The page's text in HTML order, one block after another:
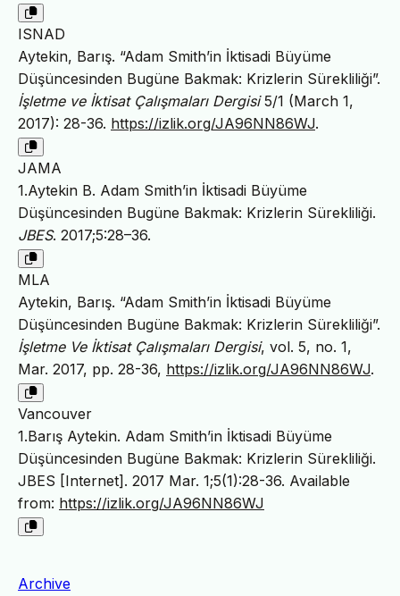
ISNAD
Aytekin, Barış. “Adam Smith’in İktisadi Büyüme
Düşüncesinden Bugüne Bakmak: Krizlerin Sürekliliği”.
İşletme ve İktisat Çalışmaları Dergisi5/1 (March 1,
2017): 28-36. https://izlik.org/JA96NN86WJ.
JAMA
1.Aytekin B. Adam Smith’in İktisadi Büyüme
Düşüncesinden Bugüne Bakmak: Krizlerin Sürekliliği.
JBES. 2017;5:28–36.
MLA
Aytekin, Barış. “Adam Smith’in İktisadi Büyüme
Düşüncesinden Bugüne Bakmak: Krizlerin Sürekliliği”.
İşletme Ve İktisat Çalışmaları Dergisi, vol. 5, no. 1,
Mar. 2017, pp. 28-36, https://izlik.org/JA96NN86WJ.
Vancouver
1.Barış Aytekin. Adam Smith’in İktisadi Büyüme
Düşüncesinden Bugüne Bakmak: Krizlerin Sürekliliği.
JBES [Internet]. 2017 Mar. 1;5(1):28-36. Available
from: https://izlik.org/JA96NN86WJ
Archive